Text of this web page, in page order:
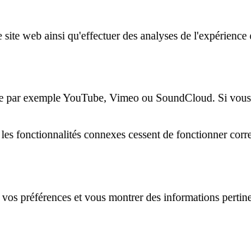
web ainsi qu'effectuer des analyses de
exemple YouTube, Vimeo ou SoundCloud. Si
fonctionnalités connexes cessent de fonctionner
préférences et vous montrer des informations